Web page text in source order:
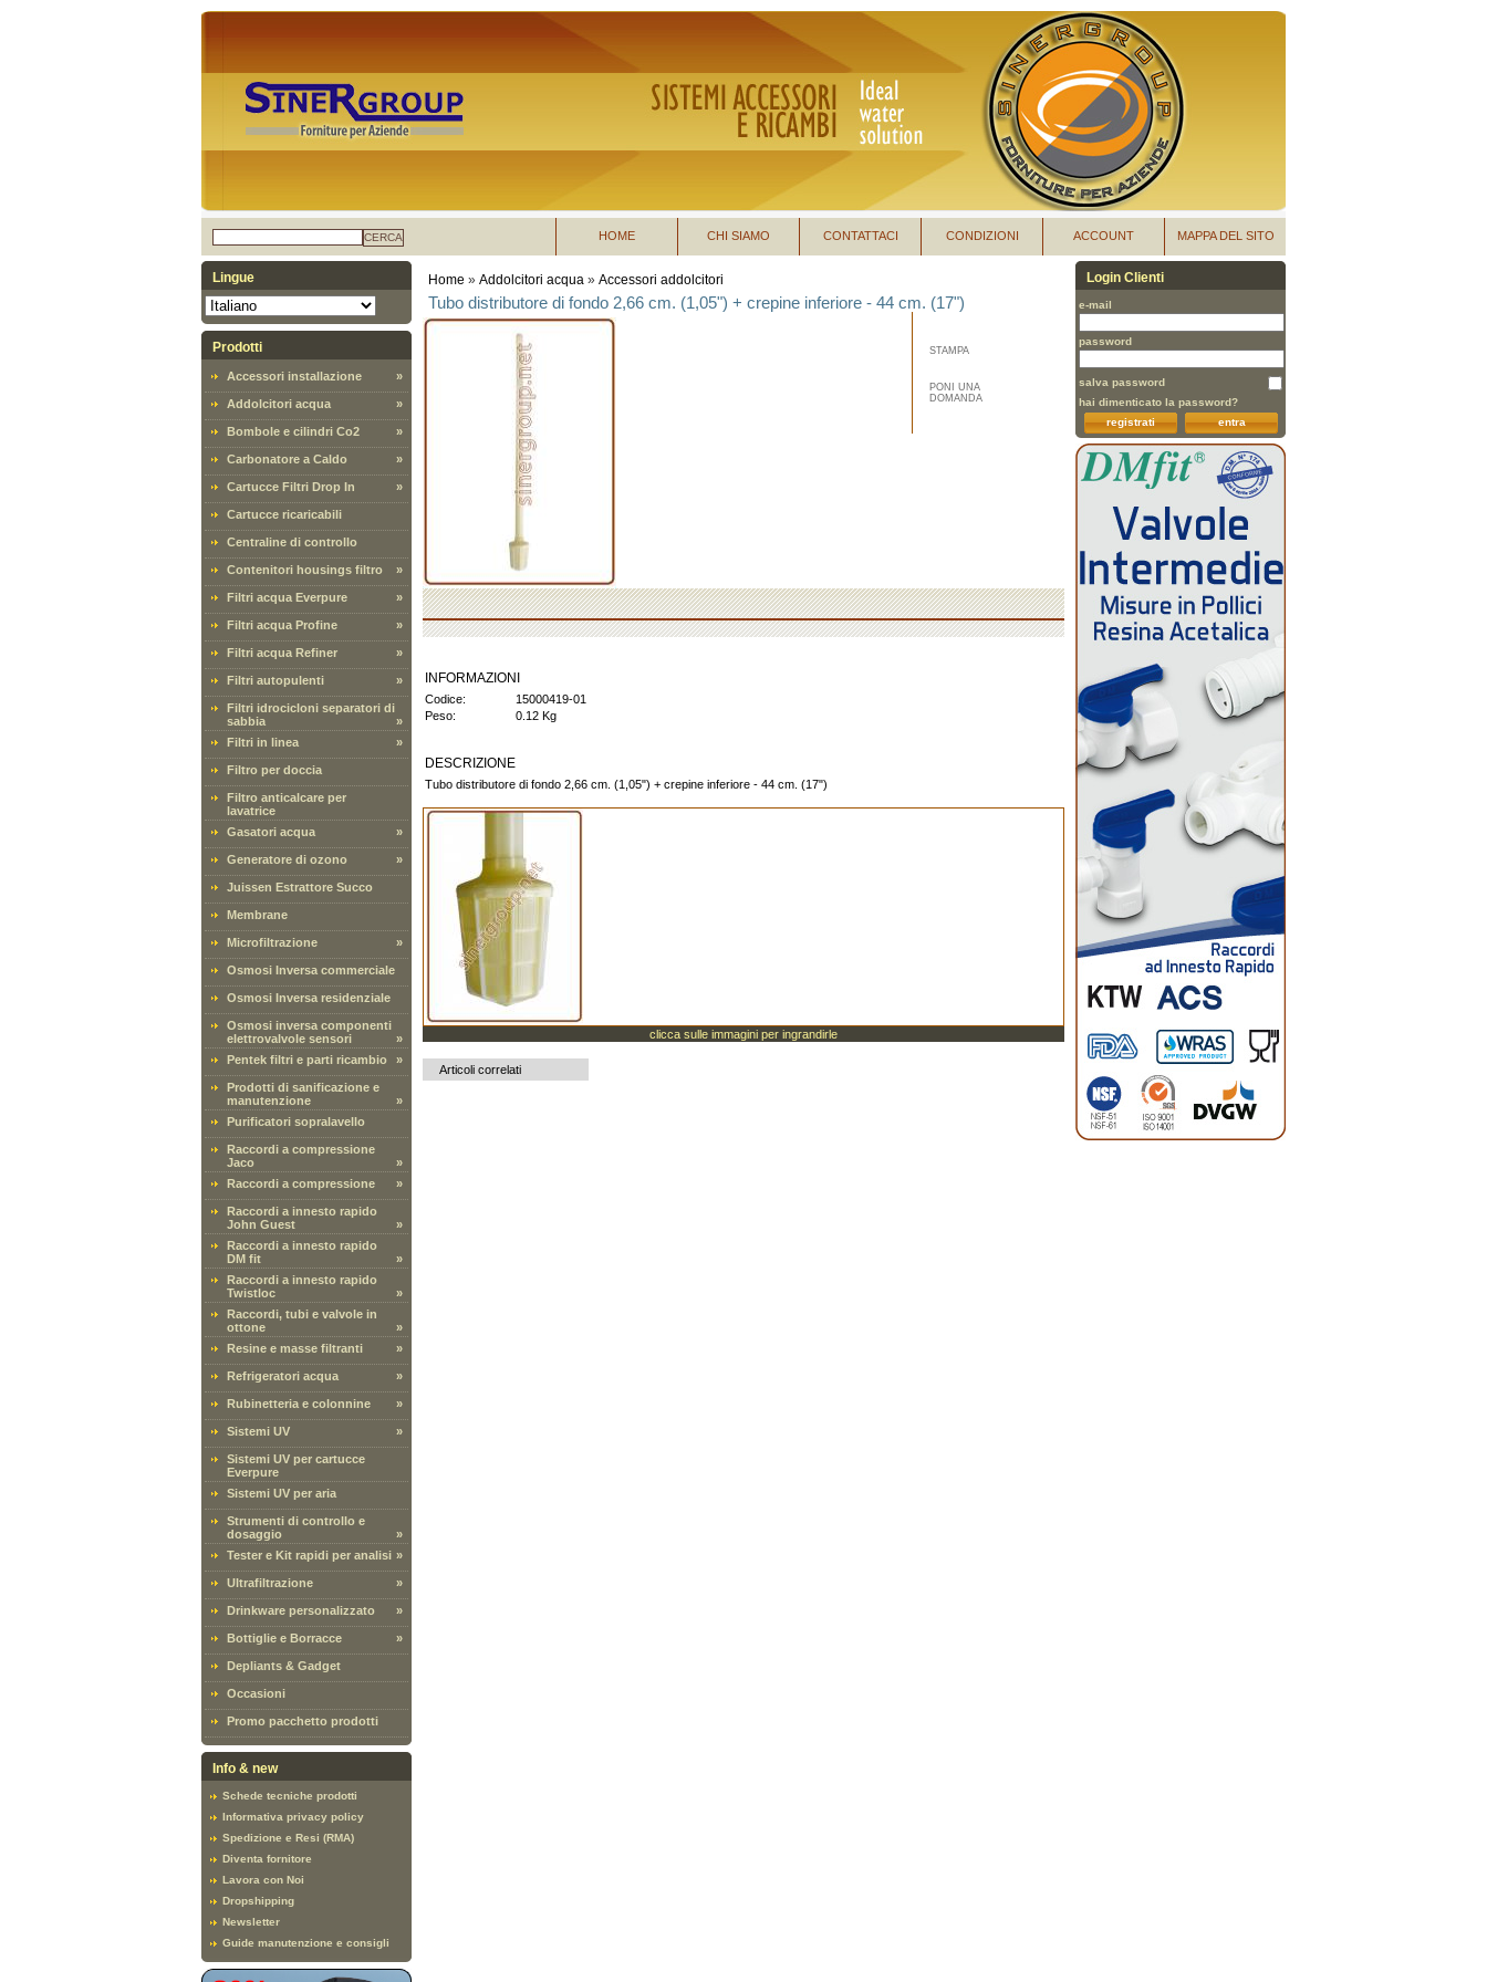
CERCA MAPPA DEL SITO
ACCOUNT
CONDIZIONI
CONTATTACI
CHI SIAMO
HOME
Lingue
Prodotti
Accessori installazione »
Addolcitori acqua »
Bombole e cilindri Co2 »
Carbonatore a Caldo »
Cartucce Filtri Drop In »
Cartucce ricaricabili
Centraline di controllo
Contenitori housings filtro »
Filtri acqua Everpure »
Filtri acqua Profine »
Filtri acqua Refiner »
Filtri autopulenti »
Filtri idrocicloni separatori di
sabbia
»
Filtri in linea
»
Filtro per doccia
Filtro anticalcare per
lavatrice
Gasatori acqua
»
Generatore di ozono »
Juissen Estrattore Succo
Membrane
Microfiltrazione »
Osmosi Inversa commerciale
Osmosi Inversa residenziale
Osmosi inversa componenti
elettrovalvole sensori
»
Pentek filtri e parti ricambio
»
Prodotti di sanificazione e
manutenzione
»
Purificatori sopralavello
Raccordi a compressione
Jaco
»
Raccordi a compressione
»
Raccordi a innesto rapido
John Guest
»
Raccordi a innesto rapido
DM fit
»
Raccordi a innesto rapido
Twistloc
»
Raccordi, tubi e valvole in
ottone
»
Resine e masse filtranti
»
Refrigeratori acqua »
Rubinetteria e colonnine »
Sistemi UV »
Sistemi UV per cartucce
Everpure
Sistemi UV per aria
Strumenti di controllo e
dosaggio
»
Tester e Kit rapidi per analisi »
Ultrafiltrazione »
Drinkware personalizzato »
Bottiglie e Borracce »
Depliants & Gadget
Occasioni
Promo pacchetto prodotti
Info & new
Schede tecniche prodotti
Informativa privacy policy
Spedizione e Resi (RMA)
Diventa fornitore
Lavora con Noi
Dropshipping
Newsletter
Guide manutenzione e consigli
Home » Addolcitori acqua » Accessori addolcitori
Tubo distributore di fondo 2,66 cm. (1,05") + crepine inferiore - 44 cm. (17")
STAMPA
PONI UNA
DOMANDA
INFORMAZIONI
Codice:
15000419-01
Peso:
0.12 Kg
DESCRIZIONE
Tubo distributore di fondo 2,66 cm. (1,05") + crepine inferiore - 44 cm. (17")
clicca sulle immagini per ingrandirle
Articoli correlati
Login Clienti
e-mail
password
salva password
hai dimenticato la password?
entra
registrati